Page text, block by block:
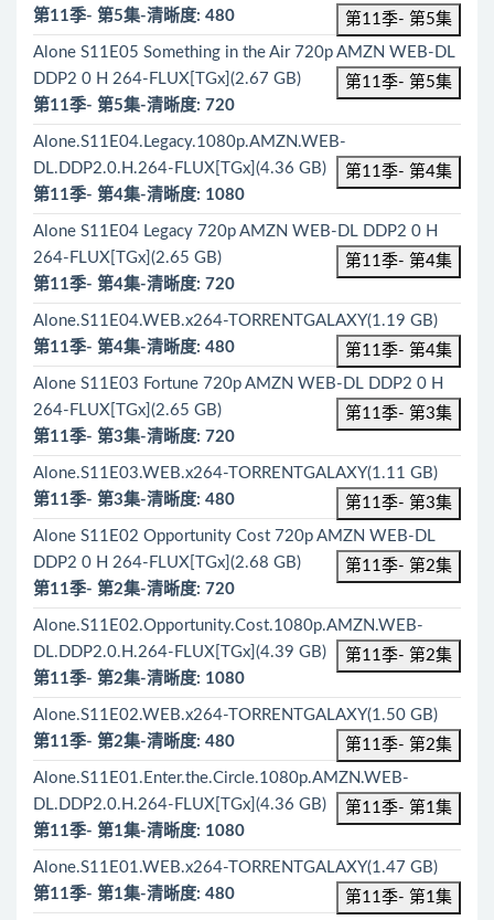
第11季- 第5集
第11季- 第5集-清晰度: 480
Alone S11E05 Something in the Air 720p AMZN WEB-DL
DDP2 0 H 264-FLUX[TGx](2.67 GB)
第11季- 第5集
第11季- 第5集-清晰度: 720
Alone.S11E04.Legacy.1080p.AMZN.WEB-
DL.DDP2.0.H.264-FLUX[TGx](4.36 GB)
第11季- 第4集
第11季- 第4集-清晰度: 1080
Alone S11E04 Legacy 720p AMZN WEB-DL DDP2 0 H
264-FLUX[TGx](2.65 GB)
第11季- 第4集
第11季- 第4集-清晰度: 720
Alone.S11E04.WEB.x264-TORRENTGALAXY(1.19 GB)
第11季- 第4集
第11季- 第4集-清晰度: 480
Alone S11E03 Fortune 720p AMZN WEB-DL DDP2 0 H
264-FLUX[TGx](2.65 GB)
第11季- 第3集
第11季- 第3集-清晰度: 720
Alone.S11E03.WEB.x264-TORRENTGALAXY(1.11 GB)
第11季- 第3集
第11季- 第3集-清晰度: 480
Alone S11E02 Opportunity Cost 720p AMZN WEB-DL
DDP2 0 H 264-FLUX[TGx](2.68 GB)
第11季- 第2集
第11季- 第2集-清晰度: 720
Alone.S11E02.Opportunity.Cost.1080p.AMZN.WEB-
DL.DDP2.0.H.264-FLUX[TGx](4.39 GB)
第11季- 第2集
第11季- 第2集-清晰度: 1080
Alone.S11E02.WEB.x264-TORRENTGALAXY(1.50 GB)
第11季- 第2集
第11季- 第2集-清晰度: 480
Alone.S11E01.Enter.the.Circle.1080p.AMZN.WEB-
DL.DDP2.0.H.264-FLUX[TGx](4.36 GB)
第11季- 第1集
第11季- 第1集-清晰度: 1080
Alone.S11E01.WEB.x264-TORRENTGALAXY(1.47 GB)
第11季- 第1集
第11季- 第1集-清晰度: 480